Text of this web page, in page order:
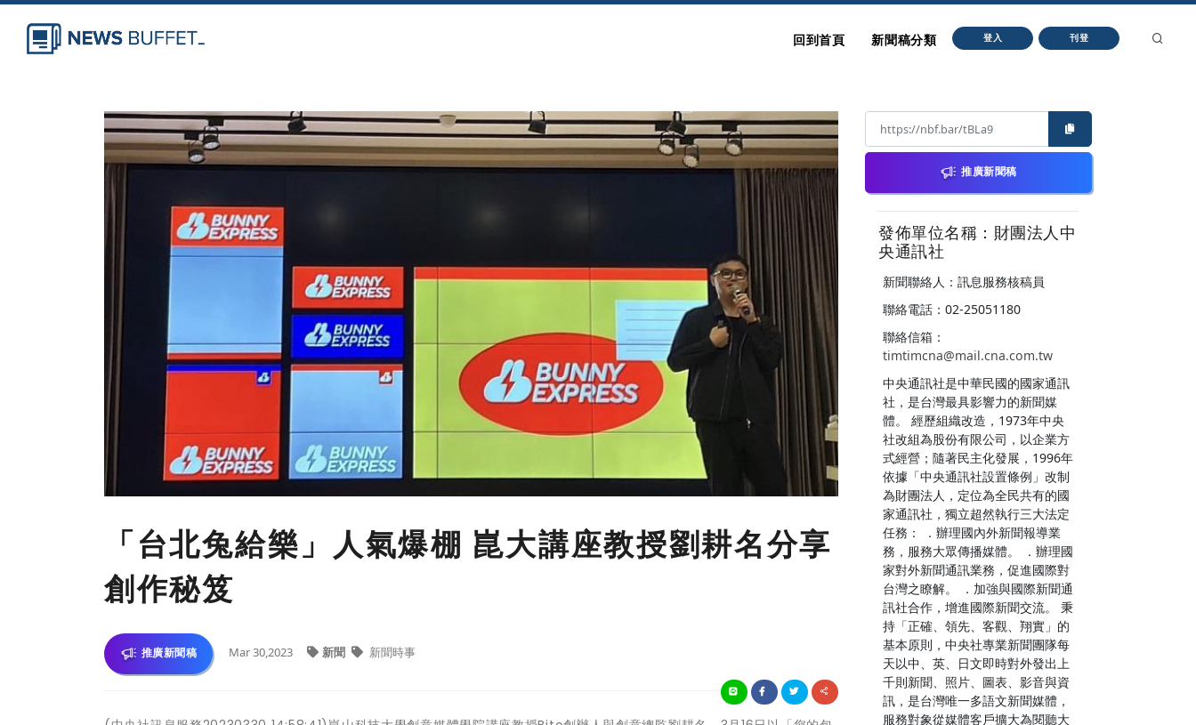
回到首頁 新聞稿分類 登入 刊登
「台北兔給樂」人氣爆棚 崑大講座教授劉耕名分享
創作秘笈
推廣新聞稿 Mar 30,2023 新聞 新聞時事
推廣新聞稿
發佈單位名稱：財團法人中
央通訊社
新聞聯絡人：訊息服務核稿員
聯絡電話：02-25051180
聯絡信箱：
timtimcna@mail.cna.com.tw
中央通訊社是中華民國的國家通訊
社，是台灣最具影響力的新聞媒
體。 經歷組織改造，1973年中央
社改組為股份有限公司，以企業方
式經營；隨著民主化發展，1996年
依據「中央通訊社設置條例」改制
為財團法人，定位為全民共有的國
家通訊社，獨立超然執行三大法定
任務： ．辦理國內外新聞報導業
務，服務大眾傳播媒體。 ．辦理國
家對外新聞通訊業務，促進國際對
台灣之瞭解。 ．加強與國際新聞通
訊社合作，增進國際新聞交流。 秉
持「正確、領先、客觀、翔實」的
基本原則，中央社專業新聞團隊每
天以中、英、日文即時對外發出上
千則新聞、照片、圖表、影音與資
訊，是台灣唯一多語文新聞媒體，
服務對象從媒體客戶擴大為閱聽大